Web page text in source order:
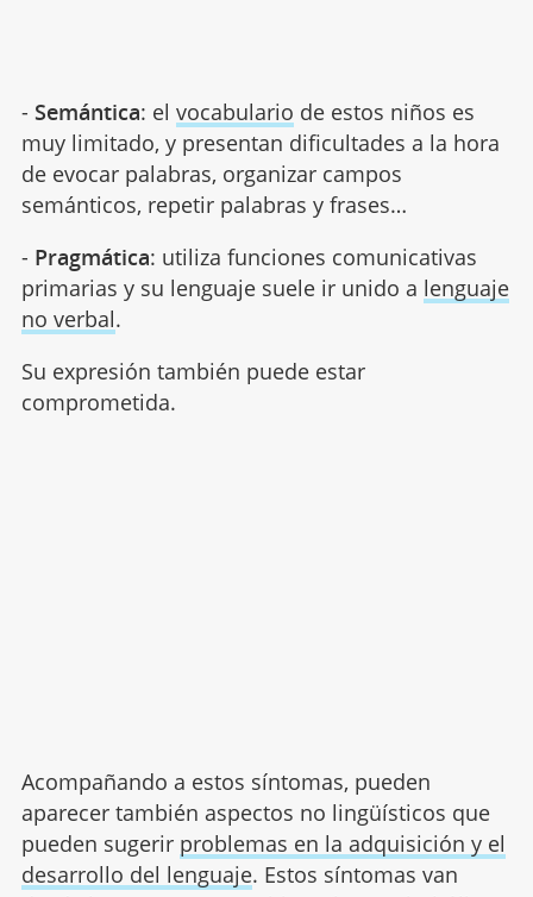
- Semántica: el vocabulario de estos niños es
muy limitado, y presentan dificultades a la hora
de evocar palabras, organizar campos
semánticos, repetir palabras y frases…
- Pragmática: utiliza funciones comunicativas
primarias y su lenguaje suele ir unido a lenguaje
no verbal.
Su expresión también puede estar
comprometida.
Acompañando a estos síntomas, pueden
aparecer también aspectos no lingüísticos que
pueden sugerir problemas en la adquisición y el
desarrollo del lenguaje. Estos síntomas van